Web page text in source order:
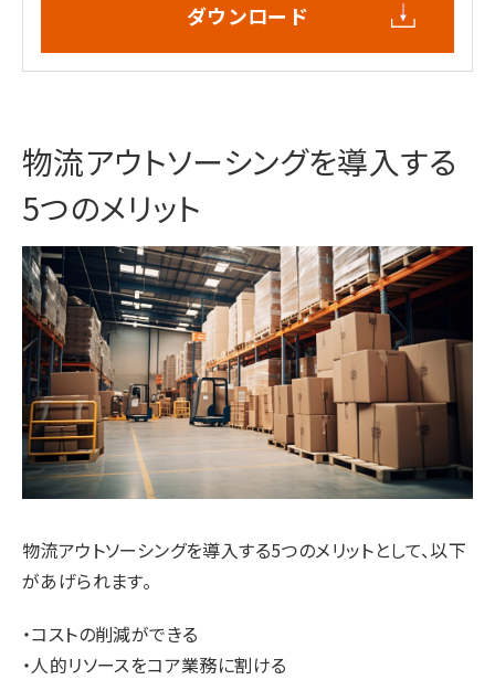
ダウンロード
物流アウトソーシングを導入する
5つのメリット
物流アウトソーシングを導入する5つのメリットとして、以下
があげられます。
・コストの削減ができる
・人的リソースをコア業務に割ける